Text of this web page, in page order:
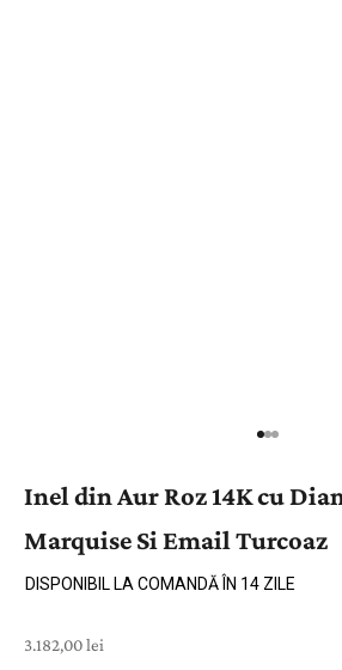
Inel din Aur Roz 14K cu
Marquise Si Email Turcoaz
DISPONIBIL LA COMANDĂ ÎN 14 ZILE
Preț cu reducere
3.182,00 lei